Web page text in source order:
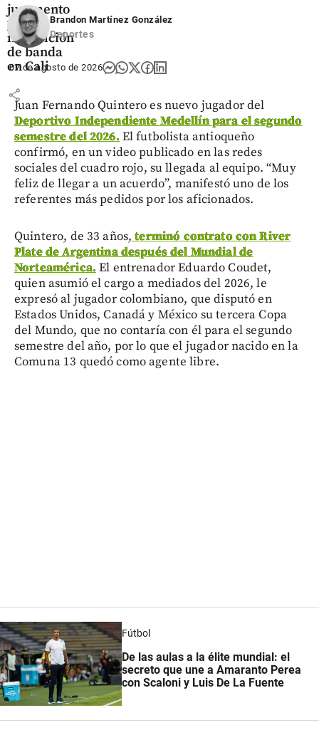
juramento
y la
imposición
de banda
en Cali
share
Brandon Martínez González
Deportes
07 de agosto de 2026
Juan Fernando Quintero es nuevo jugador del
Deportivo Independiente Medellín para el segundo
semestre del 2026. El futbolista antioqueño
confirmó, en un video publicado en las redes
sociales del cuadro rojo, su llegada al equipo. “Muy
feliz de llegar a un acuerdo”, manifestó uno de los
referentes más pedidos por los aficionados.
Quintero, de 33 años, terminó contrato con River
Plate de Argentina después del Mundial de
Norteamérica. El entrenador Eduardo Coudet,
quien asumió el cargo a mediados del 2026, le
expresó al jugador colombiano, que disputó en
Estados Unidos, Canadá y México su tercera Copa
del Mundo, que no contaría con él para el segundo
semestre del año, por lo que el jugador nacido en la
Comuna 13 quedó como agente libre.
Fútbol
De las aulas a la élite mundial: el
secreto que une a Amaranto Perea
con Scaloni y Luis De La Fuente